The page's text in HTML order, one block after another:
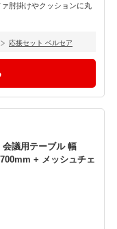
肘掛けやクッションに丸
応接セット ベルセア
会議用テーブル 幅
+ メッシュチェ